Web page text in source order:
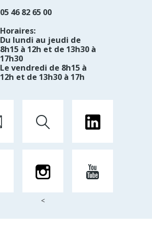
05 46 82 65 00
Horaires:
Du lundi au jeudi de
8h15 à 12h et de 13h30 à
17h30
Le vendredi de 8h15 à
12h et de 13h30 à 17h
<